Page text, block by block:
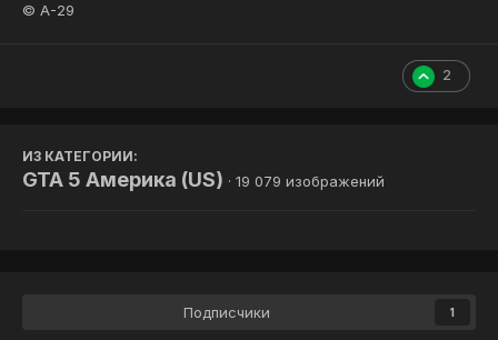
© A-29
2
ИЗ КАТЕГОРИИ:
GTA 5 Америка (US) · 19 079 изображений
Подписчики 1